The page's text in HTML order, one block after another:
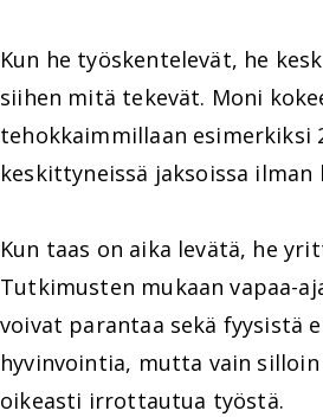
Kun he työskentelevät, he
siihen mitä tekevät. Moni
tehokkaimmillaan esimerkiksi
keskittyneissä jaksoissa ilman
Kun taas on aika levätä, he
Tutkimusten mukaan vapaa-
voivat parantaa sekä fyysistä
hyvinvointia, mutta vain
oikeasti irrottautua työstä.